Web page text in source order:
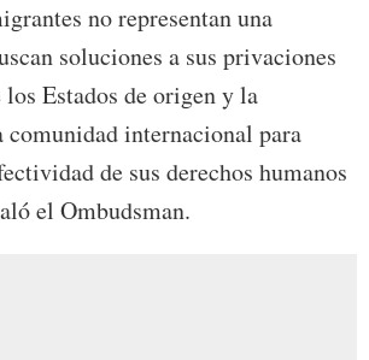
no representan una
soluciones a sus privaciones
Estados de origen y la
comunidad internacional para
de sus derechos humanos
el Ombudsman.